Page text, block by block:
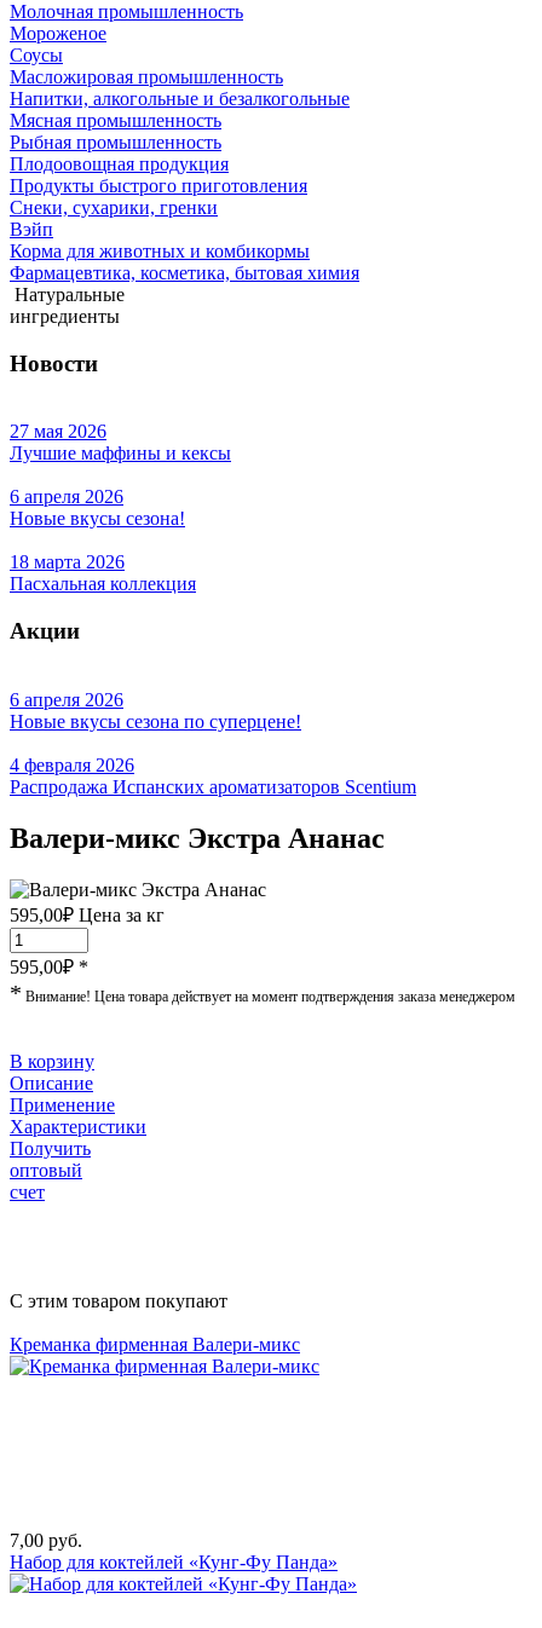
Молочная промышленность
Мороженое
Соусы
Масложировая промышленность
Напитки, алкогольные и безалкогольные
Мясная промышленность
Рыбная промышленность
Плодоовощная продукция
Продукты быстрого приготовления
Снеки, сухарики, гренки
Вэйп
Корма для животных и комбикормы
Фармацевтика, косметика, бытовая химия
Натуральные
ингредиенты
Новости
27 мая 2026
Лучшие маффины и кексы
6 апреля 2026
Новые вкусы сезона!
18 марта 2026
Пасхальная коллекция
Акции
6 апреля 2026
Новые вкусы сезона по суперцене!
4 февраля 2026
Распродажа Испанских ароматизаторов Scentium
Валери-микс Экстра Ананас
595,00₽ Цена за кг
595,00₽ *
* Внимание! Цена товара действует на момент подтверждения заказа менеджером
В корзину
Описание
Применение
Характеристики
Получить
оптовый
счет
С этим товаром покупают
Креманка фирменная Валери-микс
7,00 руб.
Набор для коктейлей «Кунг-Фу Панда»